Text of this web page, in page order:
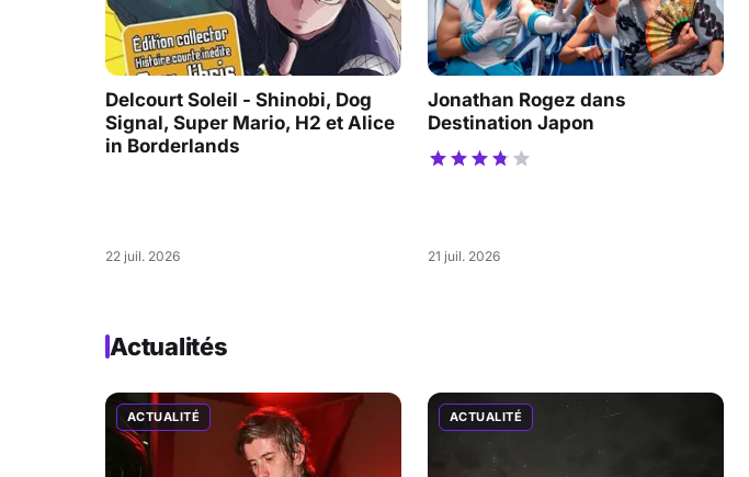
Delcourt Soleil - Shinobi, Dog
Signal, Super Mario, H2 et Alice
in Borderlands
22 juil. 2026
Jonathan Rogez dans
Destination Japon
21 juil. 2026
Actualités
ACTUALITÉ ACTUALITÉ